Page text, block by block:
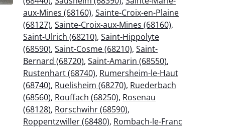
aux-Mines (68160), Sainte-Croix-en-Plaine
(68127), Sainte-Croix-aux-Mines (68160),
Saint-Ulrich (68210), Saint-Hippolyte
(68590), Saint-Cosme (68210), Saint-
Bernard (68720), Saint-Amarin (68550),
Rustenhart (68740), Rumersheim-le-Haut
(68740), Ruelisheim (68270), Ruederbach
(68560), Rouffach (68250), Rosenau
(68128), Rorschwihr (68590),
Roppentzwiller (68480), Rombach-le-Franc